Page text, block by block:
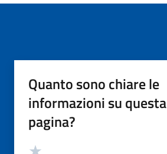
Quanto sono chiare le
informazioni su questa
pagina?
Valutazione